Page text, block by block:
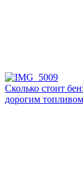
Сколько стоит
дорогим топливом